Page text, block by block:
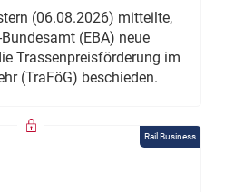
(06.08.2026) mitteilte,
(EBA) neue
Trassenpreisförderung im
(TraFöG) beschieden.
Rail Business